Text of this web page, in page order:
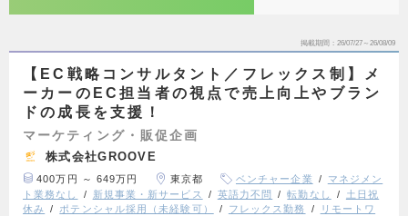
掲載期間 26/07/27～26/08/09
【EC戦略コンサルタント／フレックス制】メ
ーカーのEC担当者の視点で売上向上やブラン
ドの成長を支援！
マーケティング・販促企画
株式会社GROOVE
400万円 ～ 649万円 東京都 ベンチャー企業
マネジメン
ト業務なし
新規事業・新サービス 英語力不問 転勤なし
土日祝
休み
ポテンシャル採用（未経験可） フレックス勤務
リモートワ